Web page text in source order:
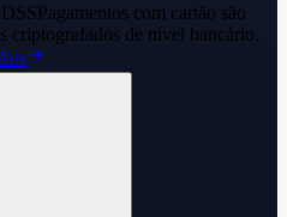
Pagamentos com cartão são
criptografados de nível bancário.